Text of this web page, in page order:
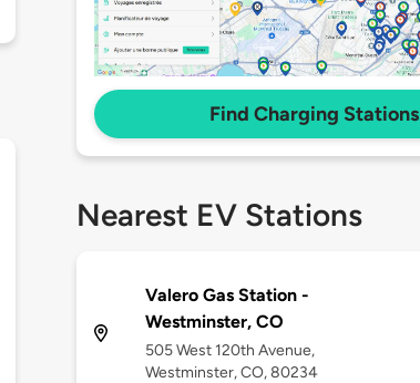
Find Charging Stations
Nearest EV Stations
Valero Gas Station -
Westminster, CO
505 West 120th Avenue,
Westminster, CO, 80234